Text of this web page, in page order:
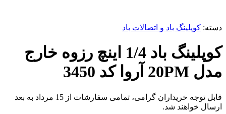
دسته: کوپلینگ باد و اتصالات باد
کوپلینگ باد 1/4 اینچ رزوه خارج
مدل 20PM آروا کد 3450
قابل توجه خریداران گرامی، تمامی سفارشات از 15 مرداد به بعد
ارسال خواهند شد.